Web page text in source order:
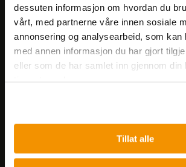
dessuten informasjon om hvordan du
vårt, med partnerne våre innen sosiale
annonsering og analysearbeid, som kan
med annen informasjon du har gjort
eller som de har samlet inn gjennom din
Tillat alle
Meld på nyhetsbrev
Nils Hansens vei 8